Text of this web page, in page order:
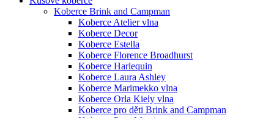
Koberce Brink and Campman
Koberce Atelier vlna
Koberce Decor
Koberce Estella
Koberce Florence Broadhurst
Koberce Harlequin
Koberce Laura Ashley
Koberce Marimekko vlna
Koberce Orla Kiely vlna
Koberce pro děti Brink and Campman